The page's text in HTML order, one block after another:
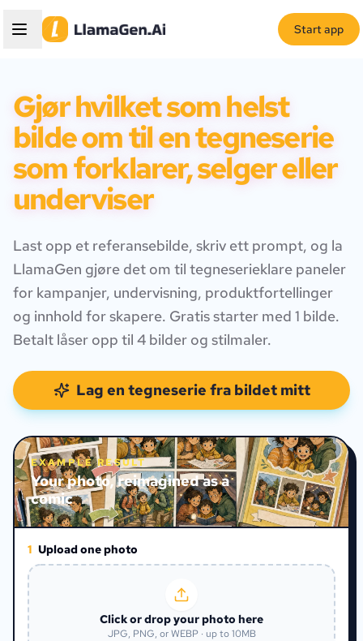
Start app
Gjør hvilket som helst
bilde om til en tegneserie
som forklarer, selger eller
underviser
Last opp et referansebilde, skriv ett prompt, og la
LlamaGen gjøre det om til tegneserieklare paneler
for kampanjer, undervisning, produktfortellinger
og innhold for skapere. Gratis starter med 1 bilde.
Betalt låser opp til 4 bilder og stilmaler.
Lag en tegneserie fra bildet mitt
EXAMPLE RESULT
Your photo, reimagined as a
comic
1 Upload one photo
Click or drop your photo here
JPG, PNG, or WEBP · up to 10MB